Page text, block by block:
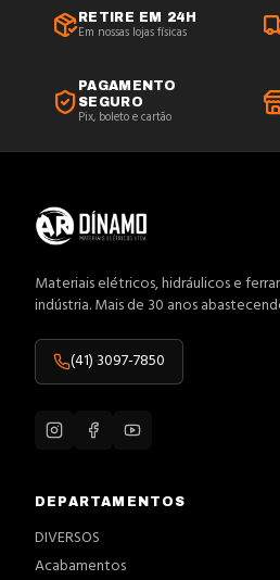
RETIRE EM 24H
Em nossas lojas físicas
PAGAMENTO
SEGURO
Pix, boleto e cartão
Materiais elétricos, hidráulicos e
indústria. Mais de 30 anos
(41) 3097-7850
DEPARTAMENTOS
DIVERSOS
Acabamentos